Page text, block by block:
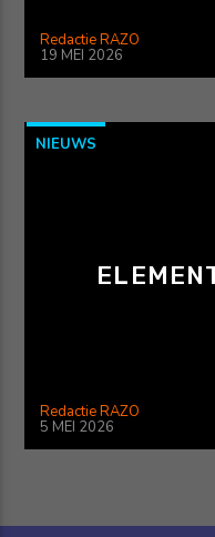
Redactie RAZO
19 MEI 2026
NIEUWS
Redactie RAZO
5 MEI 2026